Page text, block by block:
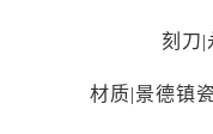
刻刀|
材质|景德镇